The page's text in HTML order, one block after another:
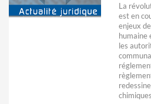
La
est en
enjeux
humaine
les